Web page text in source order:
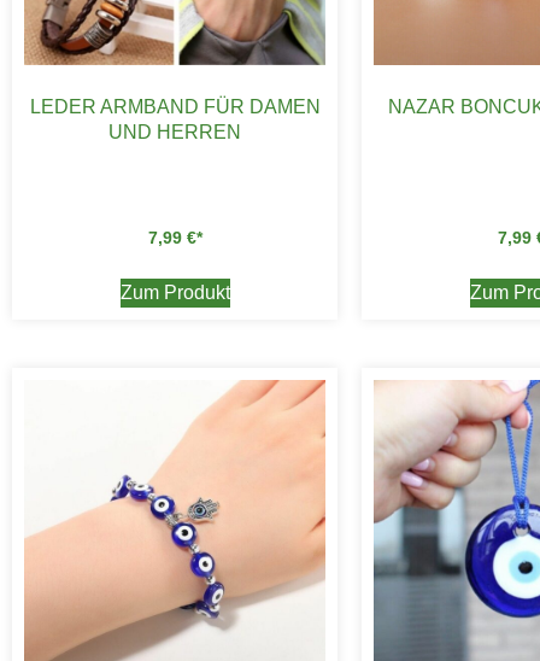
LEDER ARMBAND FÜR DAMEN
UND HERREN
7,99 €
Zum Produkt
NAZAR
7,99
Zum